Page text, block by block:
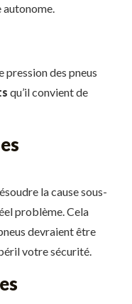
autonome.
pression des pneus
qu’il convient de
la cause sous-
problème. Cela
devraient être
votre sécurité.